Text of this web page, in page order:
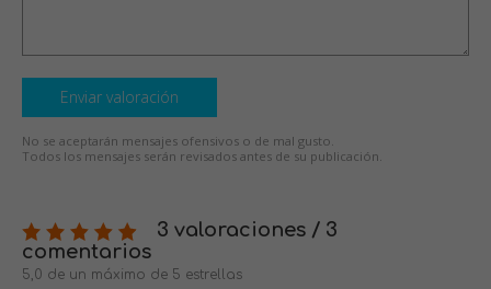
Enviar valoración
No se aceptarán mensajes ofensivos o de mal gusto.
Todos los mensajes serán revisados antes de su publicación.
3 valoraciones / 3
comentarios
5,0 de un máximo de 5 estrellas